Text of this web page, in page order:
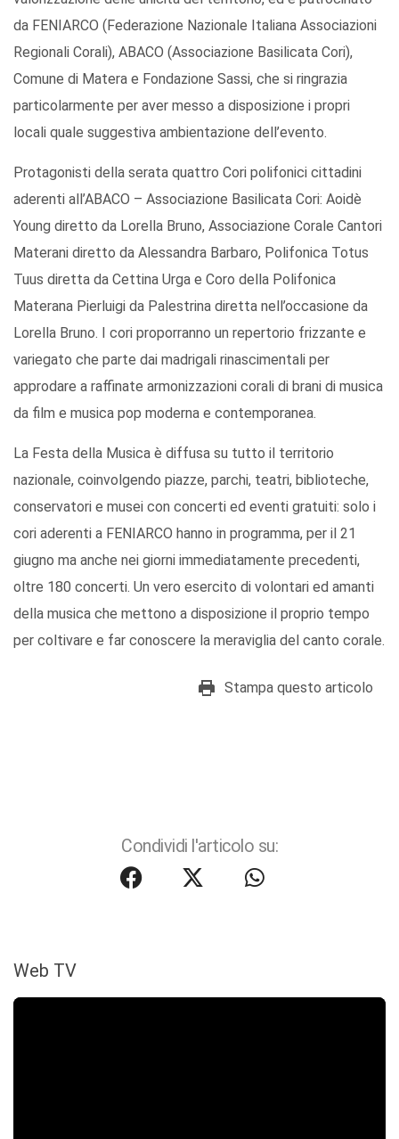
da FENIARCO (Federazione Nazionale Italiana Associazioni
Regionali Corali), ABACO (Associazione Basilicata Cori),
Comune di Matera e Fondazione Sassi, che si ringrazia
particolarmente per aver messo a disposizione i propri
locali quale suggestiva ambientazione dell’evento.
Protagonisti della serata quattro Cori polifonici cittadini
aderenti all’ABACO – Associazione Basilicata Cori: Aoidè
Young diretto da Lorella Bruno, Associazione Corale Cantori
Materani diretto da Alessandra Barbaro, Polifonica Totus
Tuus diretta da Cettina Urga e Coro della Polifonica
Materana Pierluigi da Palestrina diretta nell’occasione da
Lorella Bruno. I cori proporranno un repertorio frizzante e
variegato che parte dai madrigali rinascimentali per
approdare a raffinate armonizzazioni corali di brani di musica
da film e musica pop moderna e contemporanea.
La Festa della Musica è diffusa su tutto il territorio
nazionale, coinvolgendo piazze, parchi, teatri, biblioteche,
conservatori e musei con concerti ed eventi gratuiti: solo i
cori aderenti a FENIARCO hanno in programma, per il 21
giugno ma anche nei giorni immediatamente precedenti,
oltre 180 concerti. Un vero esercito di volontari ed amanti
della musica che mettono a disposizione il proprio tempo
per coltivare e far conoscere la meraviglia del canto corale.
Stampa questo articolo
Condividi l'articolo su:
Web TV